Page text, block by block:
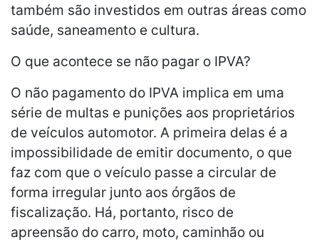
também são investidos em outras áreas como
saúde, saneamento e cultura.
O que acontece se não pagar o IPVA?
O não pagamento do IPVA implica em uma
série de multas e punições aos proprietários
de veículos automotor. A primeira delas é a
impossibilidade de emitir documento, o que
faz com que o veículo passe a circular de
forma irregular junto aos órgãos de
fiscalização. Há, portanto, risco de
apreensão do carro, moto, caminhão ou